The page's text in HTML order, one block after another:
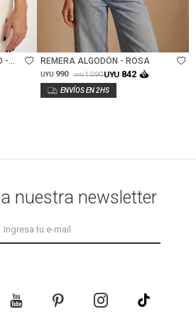
-
Talle
REMERA ALGODÓN - ROSA
UYU 990 UYU 1.090UYU 842
nuestra newsletter
  